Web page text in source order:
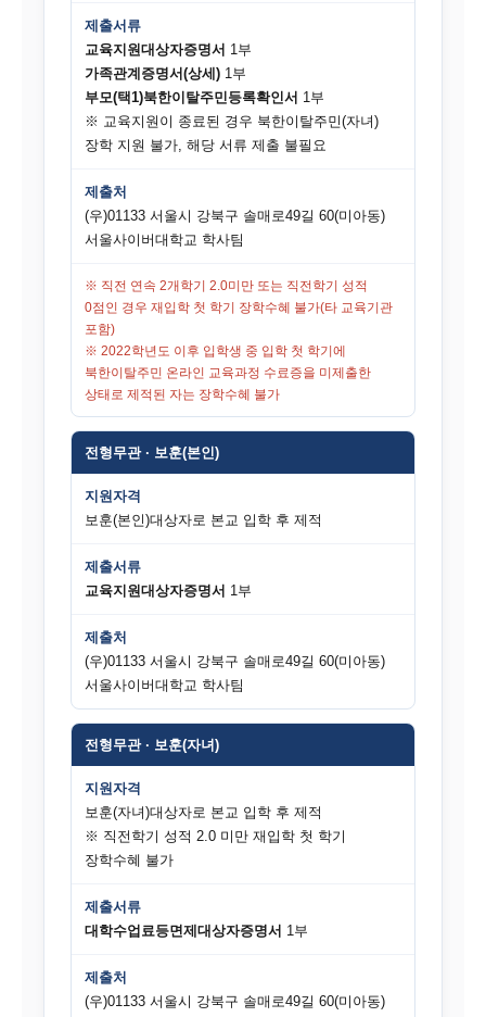
제출서류
교육지원대상자증명서 1부
가족관계증명서(상세) 1부
부모(택1)북한이탈주민등록확인서 1부
※ 교육지원이 종료된 경우 북한이탈주민(자녀)
장학 지원 불가, 해당 서류 제출 불필요
제출처
(우)01133 서울시 강북구 솔매로49길 60(미아동)
서울사이버대학교 학사팀
※ 직전 연속 2개학기 2.0미만 또는 직전학기 성적
0점인 경우 재입학 첫 학기 장학수혜 불가(타 교육기관
포함)
※ 2022학년도 이후 입학생 중 입학 첫 학기에
북한이탈주민 온라인 교육과정 수료증을 미제출한
상태로 제적된 자는 장학수혜 불가
전형무관 · 보훈(본인)
지원자격
보훈(본인)대상자로 본교 입학 후 제적
제출서류
교육지원대상자증명서 1부
제출처
(우)01133 서울시 강북구 솔매로49길 60(미아동)
서울사이버대학교 학사팀
전형무관 · 보훈(자녀)
지원자격
보훈(자녀)대상자로 본교 입학 후 제적
※ 직전학기 성적 2.0 미만 재입학 첫 학기
장학수혜 불가
제출서류
대학수업료등면제대상자증명서 1부
제출처
(우)01133 서울시 강북구 솔매로49길 60(미아동)